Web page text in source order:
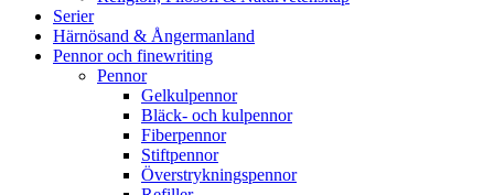
Serier
Härnösand & Ångermanland
Pennor och finewriting
Pennor
Gelkulpennor
Bläck- och kulpennor
Fiberpennor
Stiftpennor
Överstrykningspennor